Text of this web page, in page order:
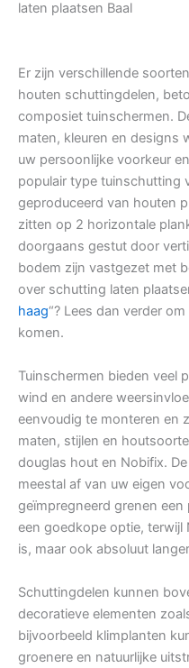
laten plaatsen Baal
Er zijn verschillende
houten schuttingdelen,
composiet tuinschermen.
maten, kleuren en designs
uw persoonlijke voorkeur
populair type tuinschutting
geproduceerd van houten
zitten op 2 horizontale
doorgaans gestut door
bodem zijn vastgezet met
over schutting laten
haag“? Lees dan verder
komen.
Tuinschermen bieden veel
wind en andere
eenvoudig te monteren en
maten, stijlen en
douglas hout en Nobifix.
meestal af van uw eigen
geïmpregneerd grenen
een goedkope optie, terwijl
is, maar ook absoluut
Schuttingdelen kunnen
decoratieve elementen
bijvoorbeeld klimplanten
groenere en natuurlijke